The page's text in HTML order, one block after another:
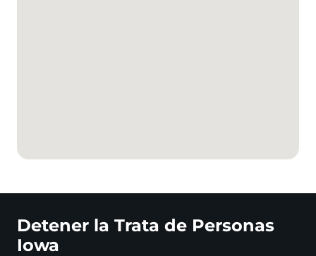
Detener la Trata de Personas
Iowa